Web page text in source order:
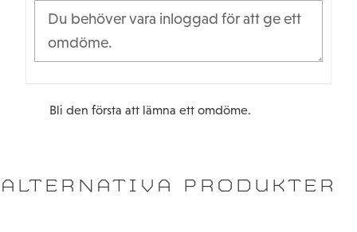
Bli den första att lämna ett omdöme.
ALTERNATIVA PRODUKTER